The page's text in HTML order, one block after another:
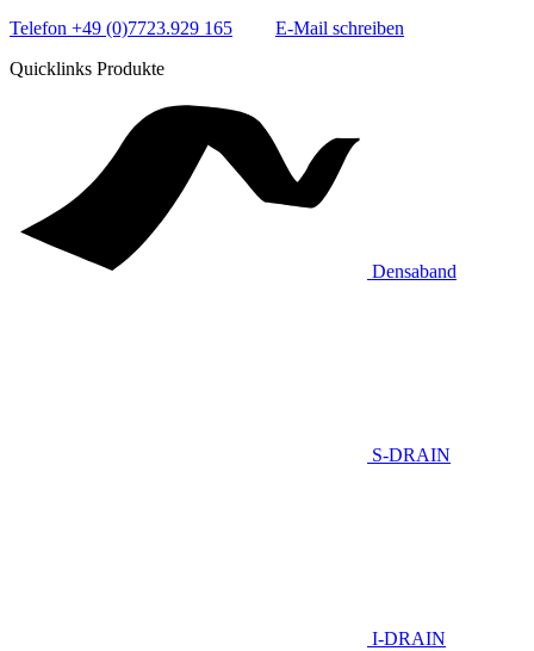
Telefon +49 (0)7723.929 165
E-Mail schreiben
Quicklinks Produkte
Densaband
S-DRAIN
I-DRAIN